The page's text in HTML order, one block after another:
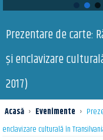
Prezentare de carte:
şi enclavizare
2017)
Acasă › Evenimente ›
enclavizare culturală în